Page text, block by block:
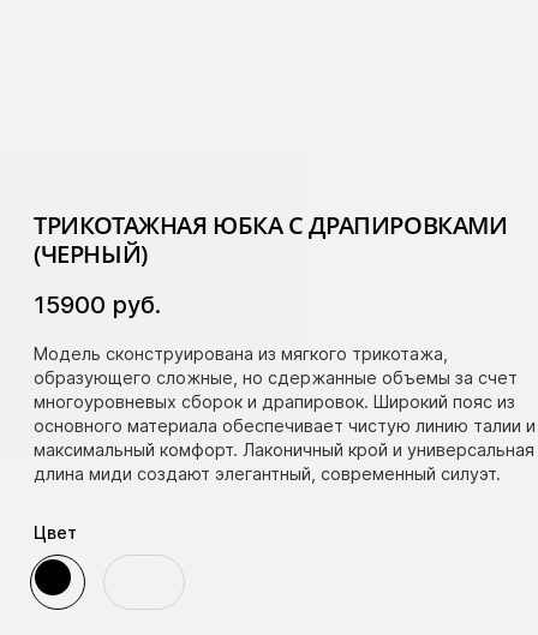
ТРИКОТАЖНАЯ ЮБКА С ДРАПИРОВКАМИ
(ЧЕРНЫЙ)
15900 руб.
Модель сконструирована из мягкого трикотажа,
образующего сложные, но сдержанные объемы за счет
многоуровневых сборок и драпировок. Широкий пояс из
основного материала обеспечивает чистую линию талии и
максимальный комфорт. Лаконичный крой и универсальная
длина миди создают элегантный, современный силуэт.
Цвет